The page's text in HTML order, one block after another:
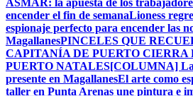
ASMAR: la apuesta de los
encender el fin de semanaLioness
espionaje perfecto para encender las
MagallanesPINCELES QUE
CAPITANÍA DE PUERTO CIERRA
PUERTO NATALES[COLUMNA]
presente en MagallanesEl arte como
taller en Punta Arenas une pintura e